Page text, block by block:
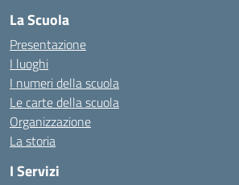
La Scuola
Presentazione
I luoghi
I numeri della scuola
Le carte della scuola
Organizzazione
La storia
I Servizi